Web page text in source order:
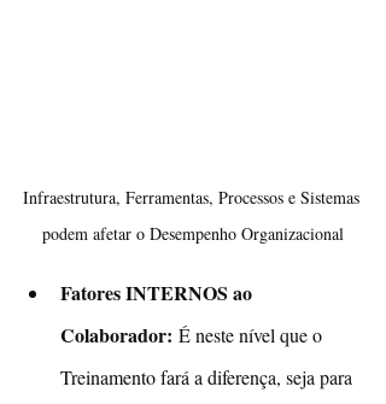
Infraestrutura, Ferramentas, Processos e Sistemas
podem afetar o Desempenho Organizacional
Fatores INTERNOS ao
Colaborador: É neste nível que o
Treinamento fará a diferença, seja para